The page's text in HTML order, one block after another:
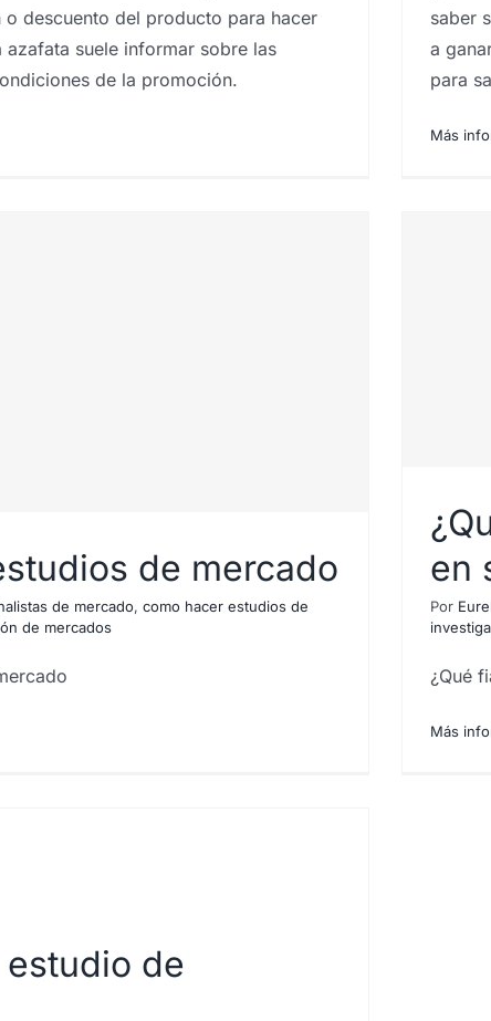
descuento del producto para hacer
suele informar sobre las
de la promoción.
saber
a
para
Más
de mercado
de mercado, como hacer estudios de
de mercados
modelos?
en
Por
¿Qué
Más
de